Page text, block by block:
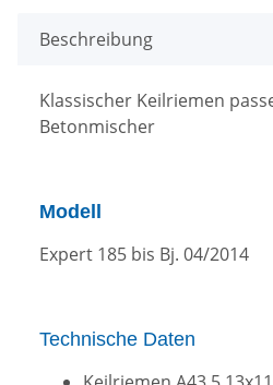
Beschreibung
Klassischer Keilriemen
Betonmischer
Modell
Expert 185 bis Bj. 04/2014
Technische Daten